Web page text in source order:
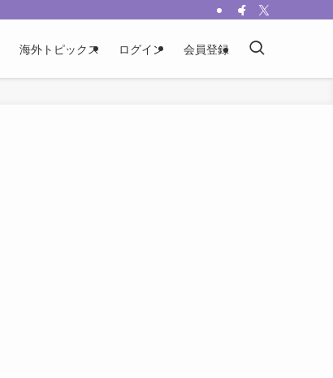
海外トピックス ログイン 会員登録